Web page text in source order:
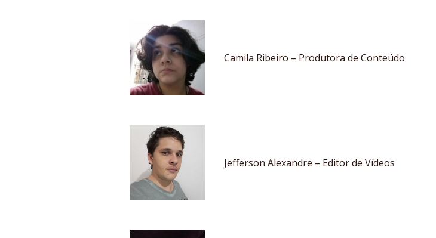
Camila Ribeiro – Produtora de Conteúdo
Jefferson Alexandre – Editor de Vídeos